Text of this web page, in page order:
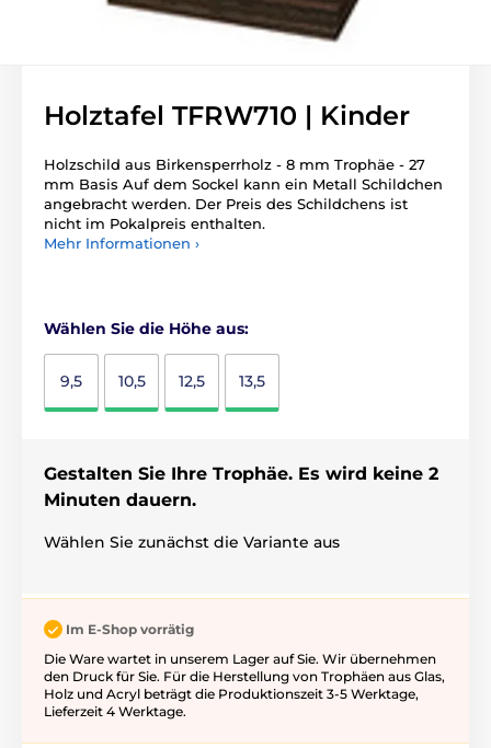
Holztafel TFRW710 | Kinder
Holzschild aus Birkensperrholz - 8 mm Trophäe - 27
mm Basis Auf dem Sockel kann ein Metall Schildchen
angebracht werden. Der Preis des Schildchens ist
nicht im Pokalpreis enthalten.
Mehr Informationen ›
Wählen Sie die Höhe aus:
9,5 10,5 12,5 13,5
Gestalten Sie Ihre Trophäe. Es wird keine 2
Minuten dauern.
Wählen Sie zunächst die Variante aus
Im E-Shop vorrätig
Die Ware wartet in unserem Lager auf Sie. Wir übernehmen
den Druck für Sie. Für die Herstellung von Trophäen aus Glas,
Holz und Acryl beträgt die Produktionszeit 3-5 ​​Werktage,
Lieferzeit 4 Werktage.